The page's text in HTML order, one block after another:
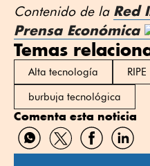
Contenido de la Red
Prensa Económica
Temas
Alta tecnología RIPE
burbuja tecnológica
Comenta esta noticia
Compartir
por
Compartir
por
Compartir
por
por